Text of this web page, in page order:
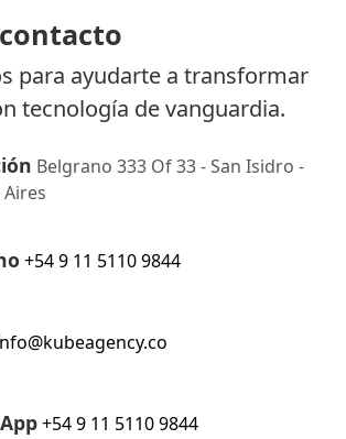
para ayudarte a transformar
tecnología de vanguardia.
Belgrano 333 Of 33 - San Isidro -
+54 9 11 5110 9844
+54 9 11 5110 9844